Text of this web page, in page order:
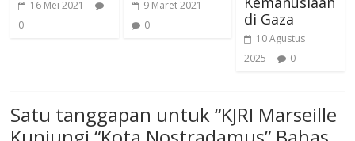
16 Mei 2021
0
9 Maret 2021
0
di Gaza
10 Agustus
2025
0
Satu tanggapan untuk “KJRI Marseille